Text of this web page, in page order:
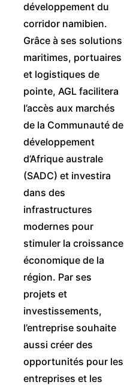
développement du
corridor namibien.
Grâce à ses solutions
maritimes, portuaires
et logistiques de
pointe, AGL facilitera
l’accès aux marchés
de la Communauté de
développement
d’Afrique australe
(SADC) et investira
dans des
infrastructures
modernes pour
stimuler la croissance
économique de la
région. Par ses
projets et
investissements,
l’entreprise souhaite
aussi créer des
opportunités pour les
entreprises et les